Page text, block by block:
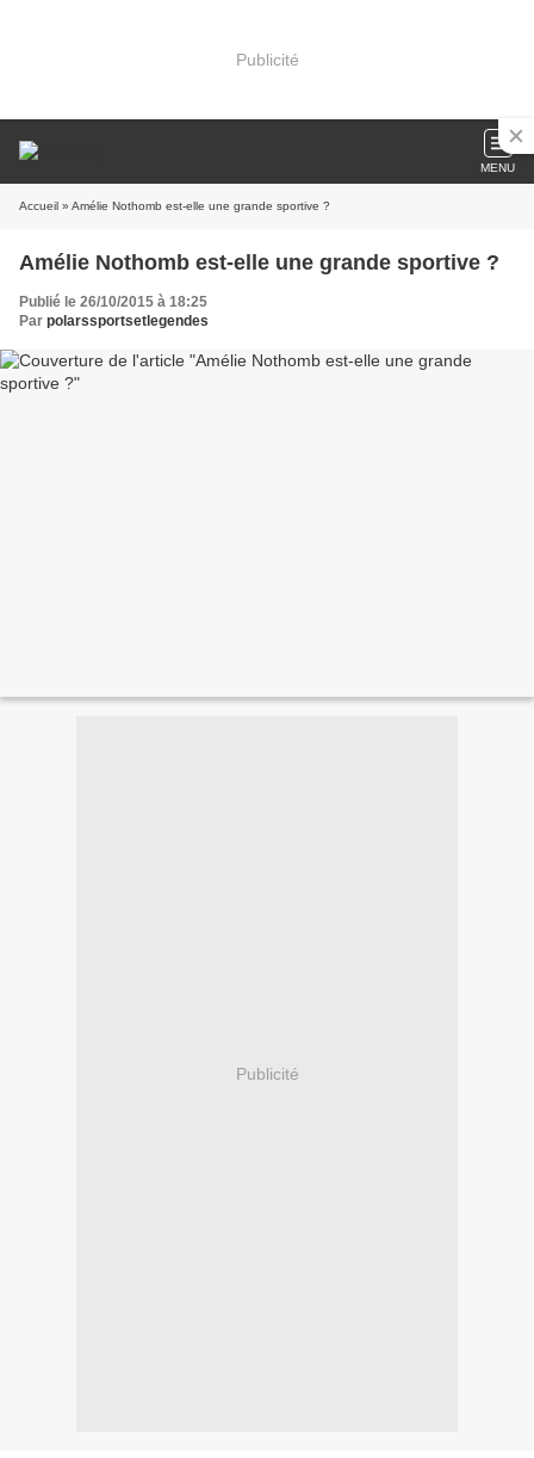
Publicité
MENU
Accueil » Amélie Nothomb est-elle une grande sportive ?
Amélie Nothomb est-elle une grande sportive ?
Publié le 26/10/2015 à 18:25
Par polarssportsetlegendes
Publicité